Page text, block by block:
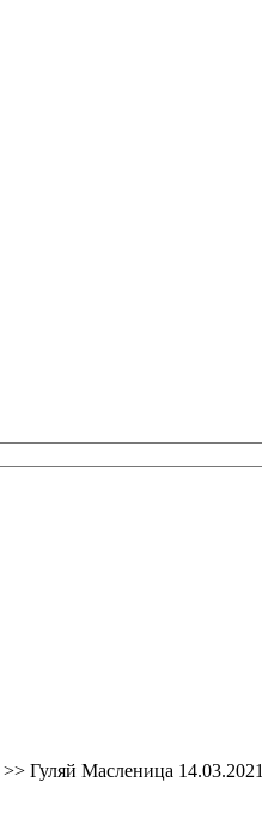
>> Гуляй Масленица 14.03.2021